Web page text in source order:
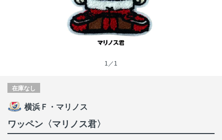
1／1
在庫なし
横浜Ｆ・マリノス
ワッペン〈マリノス君〉